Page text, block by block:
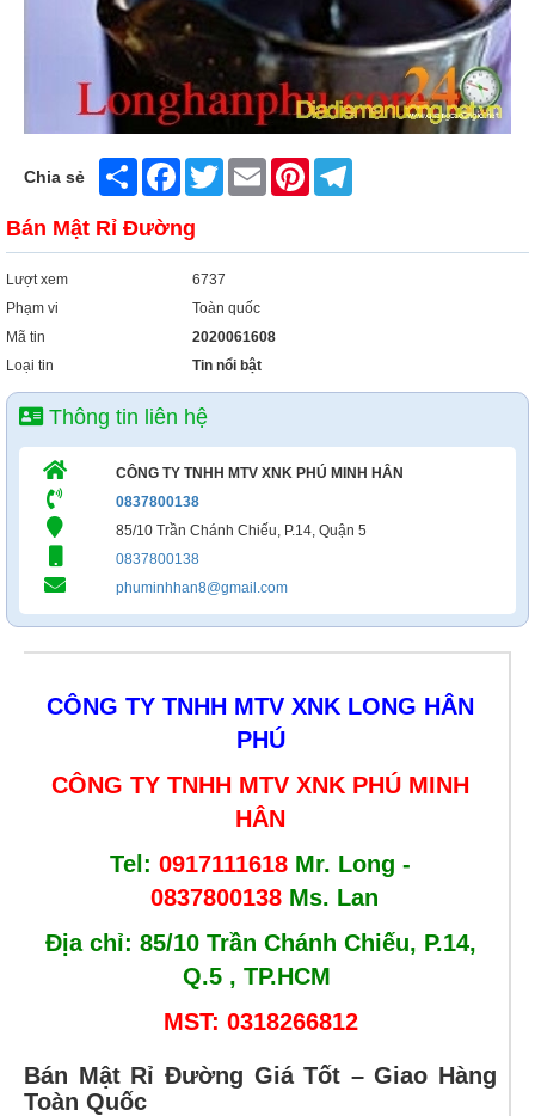
Chia sẻ Share FacebookTwitter Email Pinterest
Bán Mật Rỉ Đường
Lượt xem
6737
Phạm vi
Toàn quốc
Mã tin
2020061608
Loại tin
Tin nổi bật
Thông tin liên hệ
CÔNG TY TNHH MTV XNK PHÚ MINH HÂN
0837800138
85/10 Trần Chánh Chiếu, P.14, Quận 5
0837800138
phuminhhan8@gmail.com
CÔNG TY TNHH MTV XNK LONG HÂN
PHÚ
CÔNG TY TNHH MTV XNK PHÚ MINH
HÂN
Tel: 0917111618 Mr. Long -
0837800138Ms. Lan
Địa chỉ: 85/10 Trần Chánh Chiếu, P.14,
Q.5 , TP.HCM
MST: 0318266812
Bán Mật Rỉ Đường Giá Tốt – Giao Hàng
Toàn Quốc